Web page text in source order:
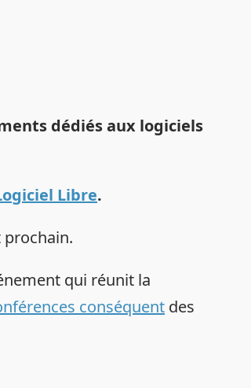
dédiés aux logiciels
Libre.
prochain.
qui réunit la
conséquent des